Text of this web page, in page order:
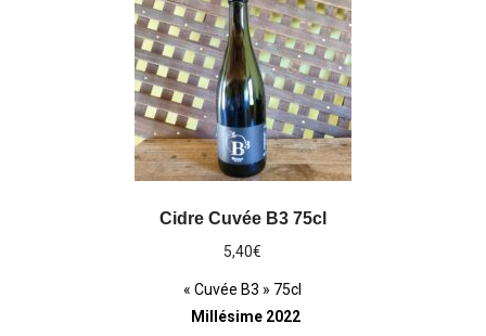
Cidre Cuvée B3 75cl
5,40€
« Cuvée B3 » 75cl
Millésime 2022